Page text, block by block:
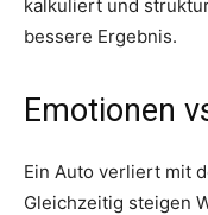
kalkuliert und
bessere Ergebnis.
Emotionen
Ein Auto verliert mit
Gleichzeitig steigen